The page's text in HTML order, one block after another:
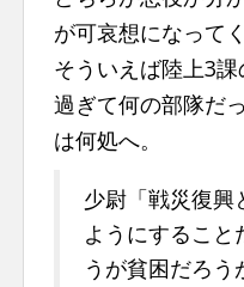
が可哀想になってく
そういえば陸上3
過ぎて何の部隊だ
は何処へ。
少尉「戦災復
ようにするこ
うが貧困だろ